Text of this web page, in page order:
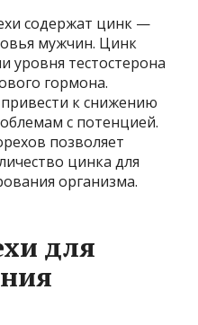
содержат цинк —
мужчин. Цинк
уровня тестостерона
гормона.
к снижению
с потенцией.
позволяет
цинка для
организма.
для